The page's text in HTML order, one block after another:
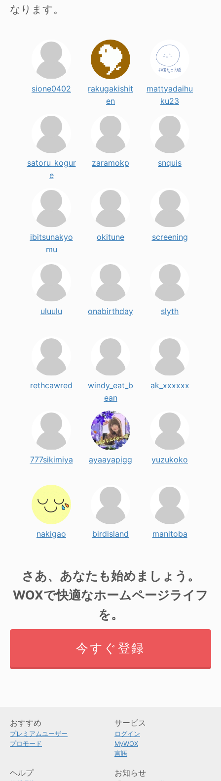
なります。
sione0402
rakugakishit
en
mattyadaihu
ku23
satoru_kogur
e
zaramokp snquis
ibitsunakyo
mu
okitune screening
uluulu onabirthday slyth
rethcawred
windy_eat_b
ean
ak_xxxxxx
777sikimiya ayaayapigg yuzukoko
nakigao birdisland manitoba
さあ、あなたも始めましょう。
WOXで快適なホームページライフ
を。
今すぐ登録
おすすめ
プレミアムユーザー
プロモード
サービス
ログイン
MyWOX
言語
ヘルプ お知らせ